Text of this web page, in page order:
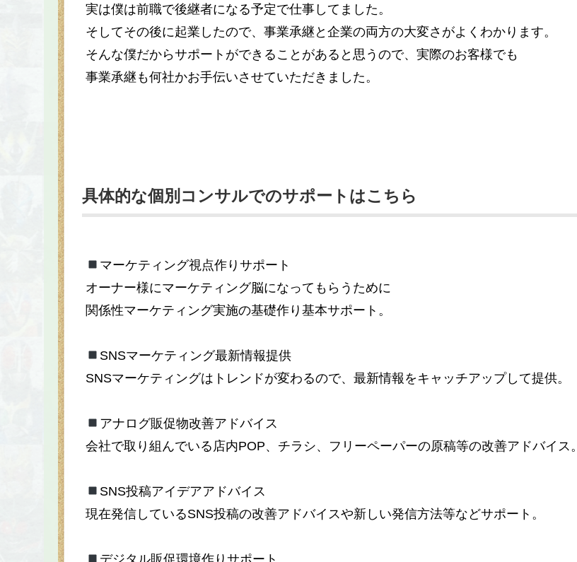
実は僕は前職で後継者になる予定で仕事してました。
そしてその後に起業したので、事業承継と企業の両方の大変さがよくわかります。
そんな僕だからサポートができることがあると思うので、実際のお客様でも
事業承継も何社かお手伝いさせていただきました。
具体的な個別コンサルでのサポートはこちら
マーケティング視点作りサポート
オーナー様にマーケティング脳になってもらうために
関係性マーケティング実施の基礎作り基本サポート。
SNSマーケティング最新情報提供
SNSマーケティングはトレンドが変わるので、最新情報をキャッチアップして提供。
アナログ販促物改善アドバイス
会社で取り組んでいる店内POP、チラシ、フリーペーパーの原稿等の改善アドバイス。
SNS投稿アイデアアドバイス
現在発信しているSNS投稿の改善アドバイスや新しい発信方法等などサポート。
デジタル販促環境作りサポート